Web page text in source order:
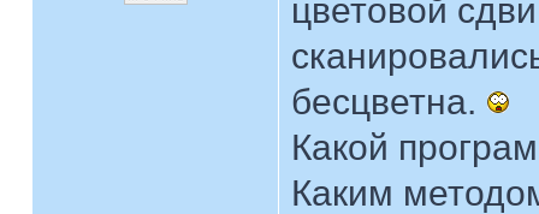
цветовой
бесцветна.
Какой
Каким